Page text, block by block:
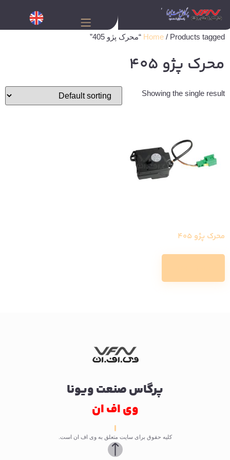
Home / Products tagged “محرک پژو 405”
محرک پژو 405
Showing the single result
محرک پژو 405
پرگاس صنعت ویونا
وی اف ان
کلیه حقوق برای سایت متعلق به وی اف ان است.